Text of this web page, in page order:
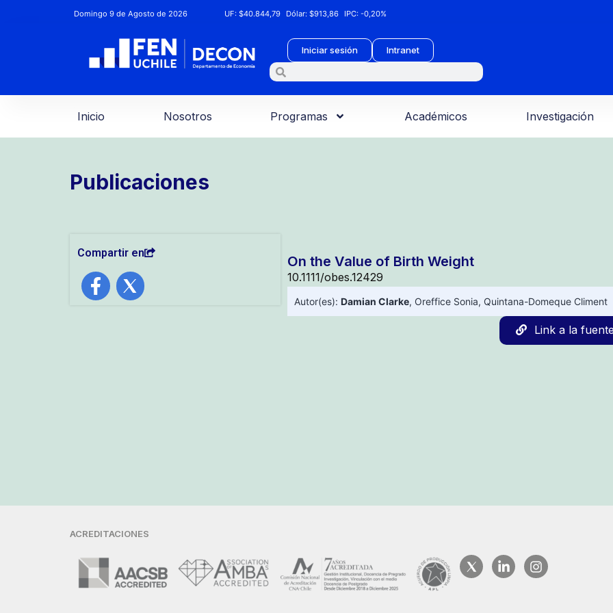
Domingo 9 de Agosto de 2026 UF:$40.844,79 Dólar:$913,86 IPC:-0,20%
Iniciar sesión Intranet
Inicio Nosotros Programas Académicos Investigación
Publicaciones
Compartir en
On the Value of Birth Weight
10.1111/obes.12429
Autor(es): Damian Clarke, Oreffice Sonia, Quintana-Domeque Climent
Link a la
ACREDITACIONES